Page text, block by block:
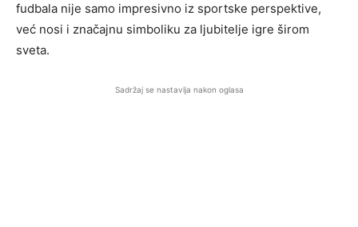
fudbala nije samo impresivno iz sportske perspektive,
već nosi i značajnu simboliku za ljubitelje igre širom
sveta.
Sadržaj se nastavlja nakon oglasa